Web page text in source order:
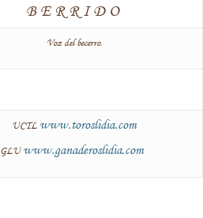
BERRIDO
Voz del becerro.
UCTL www.toroslidia.com
GLU www.ganaderoslidia.com